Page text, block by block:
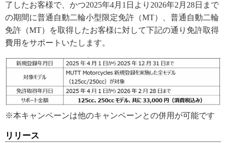
了したお客様で、かつ2025年4月1日より2026年2月28日まで
の期間に普通自動二輪小型限定免許（MT）、普通自動二輪
免許（MT）を取得したお客様に対して下記の通り免許取得
費用をサポートいたします。
※本キャンペーンは他のキャンペーンとの併用が可能です
リリース